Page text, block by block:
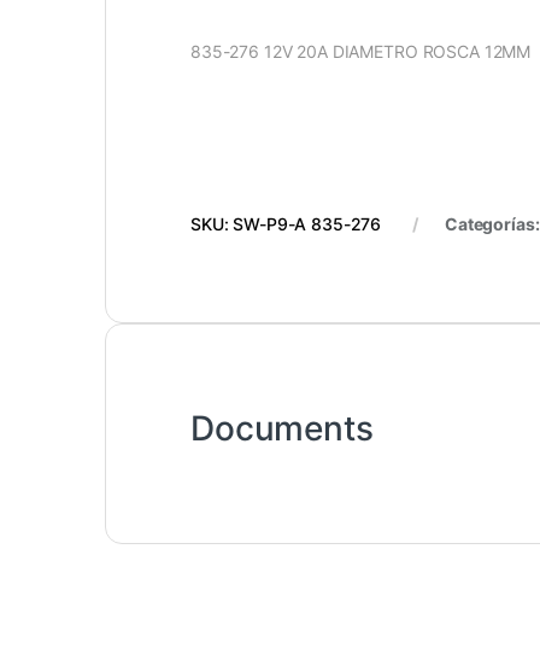
835-276 12V 20A DIAMETRO ROSCA 12MM
SKU:SW-P9-A 835-276 Categorías:
Documents